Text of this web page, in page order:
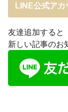
LINE公式アカ
友達追加すると
新しい記事の